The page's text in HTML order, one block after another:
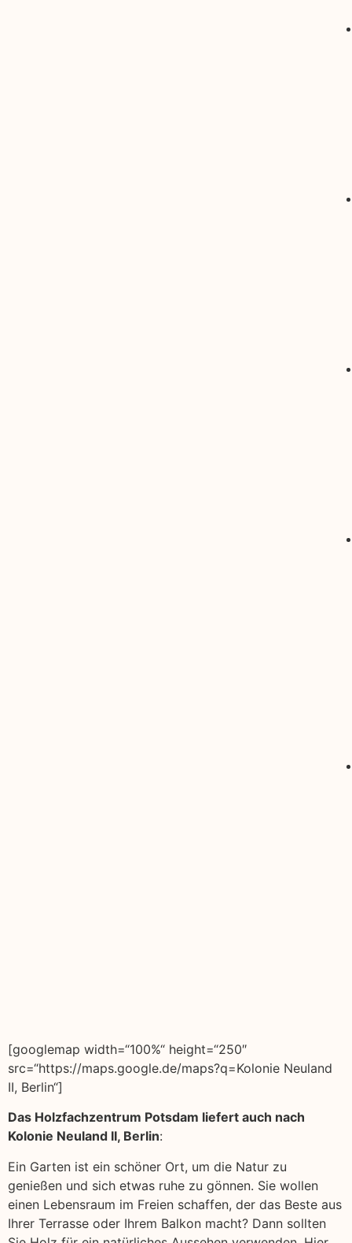
[googlemap width=“100%“ height=“250″
src=“https://maps.google.de/maps?q=Kolonie Neuland
II, Berlin“]
Das Holzfachzentrum Potsdam liefert auch nach
Kolonie Neuland II, Berlin:
Ein Garten ist ein schöner Ort, um die Natur zu
genießen und sich etwas ruhe zu gönnen. Sie wollen
einen Lebensraum im Freien schaffen, der das Beste aus
Ihrer Terrasse oder Ihrem Balkon macht? Dann sollten